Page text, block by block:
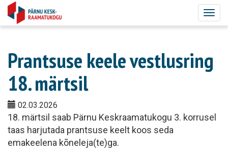
Prantsuse keele vestlusring
18. märtsil
02.03.2026
18. märtsil saab Pärnu Keskraamatukogu 3. korrusel
taas harjutada prantsuse keelt koos seda
emakeelena kõneleja(te)ga.